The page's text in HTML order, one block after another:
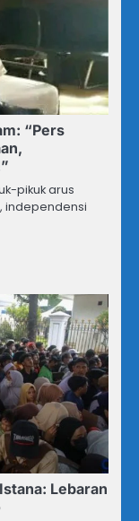
“Pers
pikuk arus
independensi
Lebaran